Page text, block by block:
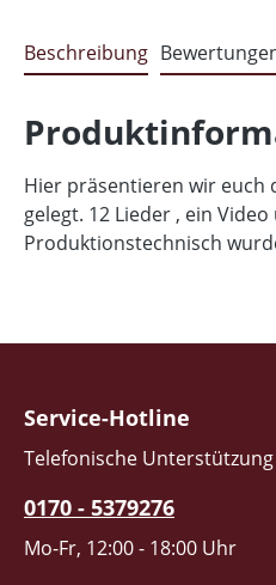
Beschreibung
Hier präsentieren wir euch
gelegt. 12 Lieder , ein
Produktionstechnisch
Service-Hotline
Telefonische
0170 - 5379276
Mo-Fr, 12:00 - 18:00 Uhr